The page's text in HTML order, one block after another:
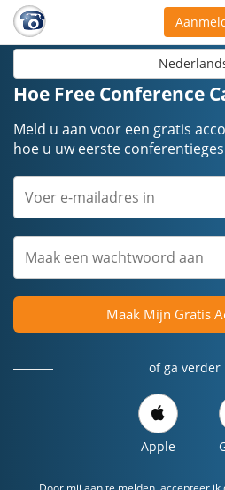
Hoe Free Conference
Meld u aan voor een gratis
hoe u uw eerste
Maak Mijn Gratis
of ga verder
Apple